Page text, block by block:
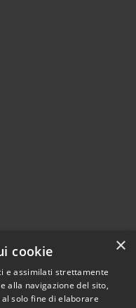
Copyright © 2024 •
diGrottaminarda
×
cookie
e assimilati strettamente
alla navigazione del sito,
solo fine di elaborare